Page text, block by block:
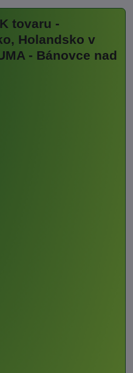
tovaru -
Holandsko v
- Bánovce nad